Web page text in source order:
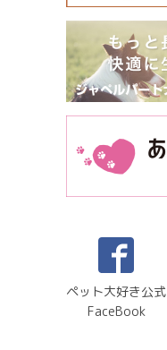
ペット大好き公式
FaceBook